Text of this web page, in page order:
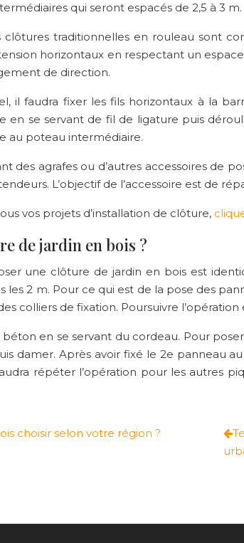
qui seront espacés de 2,5 à 3 m.
traditionnelles en rouleau sont
horizontaux en respectant un
de direction.
il faudra fixer les fils horizontaux à la
en se servant de fil de ligature puis
au poteau intermédiaire.
des agrafes ou d’autres accessoires de
L’objectif de l’accessoire est de
vos projets d’installation de clôture,
de jardin en bois ?
une clôture de jardin en bois est
les 2 m. Pour ce qui est de la pose des
colliers de fixation. Poursuivre
en se servant du cordeau. Pour
damer. Après avoir fixé le 2e panneau
répéter l’opération pour les autres
choisir selon votre région ?